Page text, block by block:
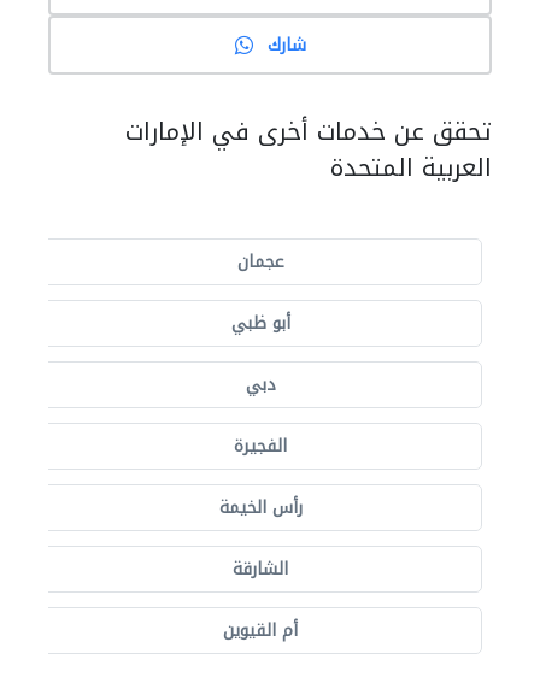
شارك
تحقق عن خدمات أخرى في الإمارات
العربية المتحدة
عجمان
أبو ظبي
دبي
الفجيرة
رأس الخيمة
الشارقة
أم القيوين